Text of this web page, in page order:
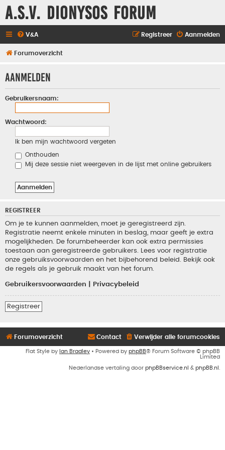
A.S.V. Dionysos Forum
V&A Aanmelden
Registreer
Forumoverzicht
Aanmelden
Gebruikersnaam:
Wachtwoord:
Ik ben mijn wachtwoord vergeten
Onthouden
Mij deze sessie niet weergeven in de lijst met online gebruikers
REGISTREER
Om je te kunnen aanmelden, moet je geregistreerd zijn.
Registratie neemt enkele minuten in beslag, maar geeft je extra
mogelijkheden. De forumbeheerder kan ook extra permissies
toestaan aan geregistreerde gebruikers. Lees voor registratie
onze gebruiksvoorwaarden en het bijbehorend beleid. Bekijk ook
de regels als je gebruik maakt van het forum.
Gebruikersvoorwaarden Privacybeleid
Registreer
Forumoverzicht Verwijder alle forumcookies
Contact
Flat Style by Ian Bradley • Powered by phpBB® Forum Software © phpBB
Limited
Nederlandse vertaling door phpBBservice.nl & phpBB.nl .